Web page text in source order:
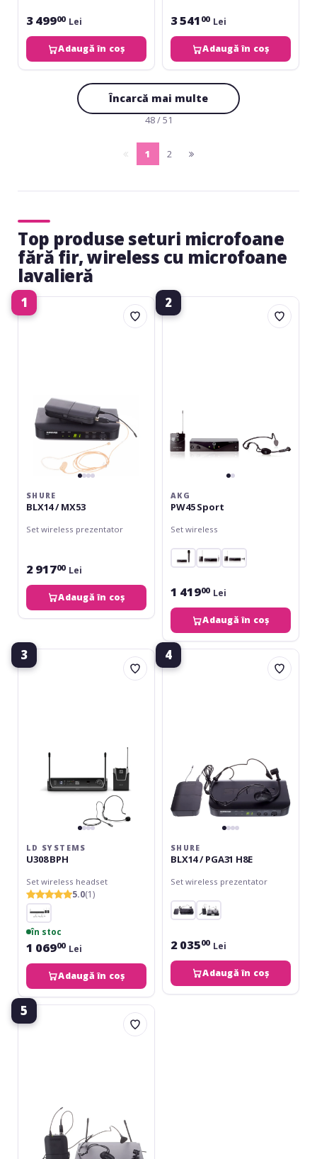
3 49900 Lei
Adaugă în coș
3 541 00 Lei
Adaugă în coș
Încarcă mai multe
48 / 51
pagina
1
(current)
2
pagina
Top produse seturi microfoane
fără fir, wireless cu microfoane
lavalieră
1
Shure
BLX14
SHURE
BLX14 / MX53
Set wireless prezentator
2 91700 Lei
Adaugă în coș
2
AKG
PW45
AKG
PW45 Sport
Set wireless
1 41900 Lei
Adaugă în coș
3
LD
Systems
LD SYSTEMS
U308 BPH
Set wireless headset
5.0(1)
în stoc
1 06900 Lei
Adaugă în coș
4
Shure
BLX14
SHURE
BLX14 / PGA31 H8E
Set wireless prezentator
2 03500 Lei
Adaugă în coș
5
Shure
BLX14R